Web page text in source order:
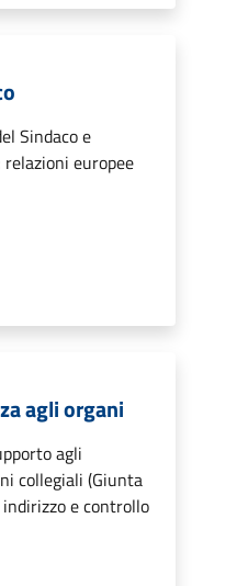
Sindaco e
europee
agli organi
agli
collegiali (Giunta
e controllo